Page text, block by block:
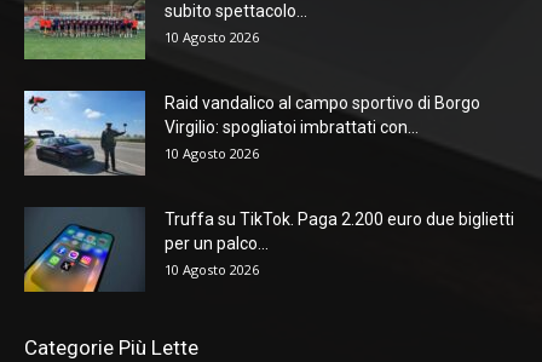
subito spettacolo...
10 Agosto 2026
Raid vandalico al campo sportivo di Borgo
Virgilio: spogliatoi imbrattati con...
10 Agosto 2026
Truffa su TikTok. Paga 2.200 euro due biglietti
per un palco...
10 Agosto 2026
Categorie Più Lette